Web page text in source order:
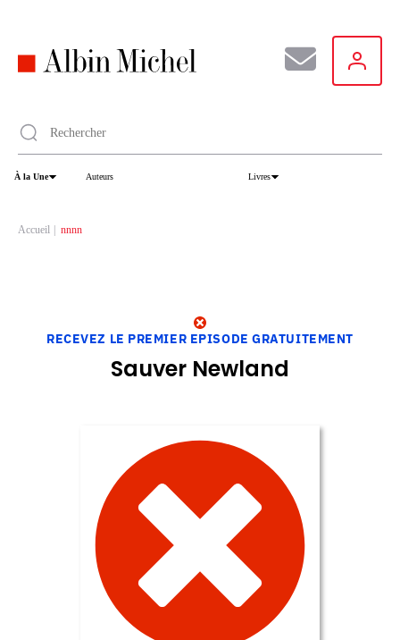
À la Une Auteurs Livres
Accueil nnnn
RECEVEZ LE PREMIER EPISODE GRATUITEMENT
Sauver Newland